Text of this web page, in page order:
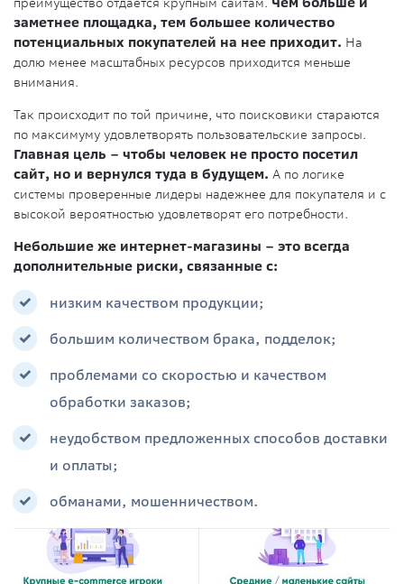
заметнее площадка, тем большее количество
потенциальных покупателей на нее приходит. На
долю менее масштабных ресурсов приходится меньше
внимания.
Так происходит по той причине, что поисковики стараются
по максимуму удовлетворять пользовательские запросы.
Главная цель – чтобы человек не просто посетил
сайт, но и вернулся туда в будущем. А по логике
системы проверенные лидеры надежнее для покупателя и с
высокой вероятностью удовлетворят его потребности.
Небольшие же интернет-магазины – это всегда
дополнительные риски, связанные с:
низким качеством продукции;
большим количеством брака, подделок;
проблемами со скоростью и качеством
обработки заказов;
неудобством предложенных способов доставки
и оплаты;
обманами, мошенничеством.